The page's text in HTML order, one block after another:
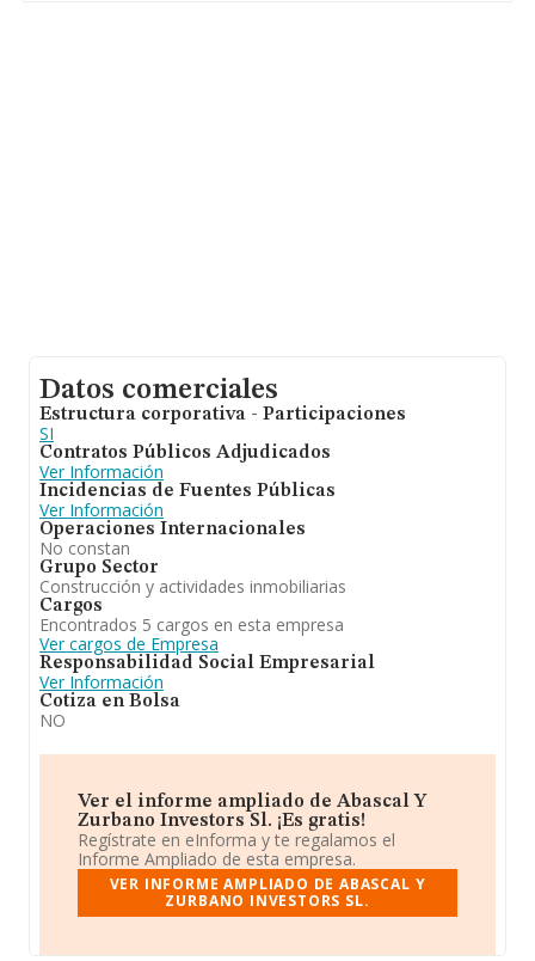
Datos comerciales
Estructura corporativa - Participaciones
SI
Contratos Públicos Adjudicados
Ver Información
Incidencias de Fuentes Públicas
Ver Información
Operaciones Internacionales
No constan
Grupo Sector
Construcción y actividades inmobiliarias
Cargos
Encontrados 5 cargos en esta empresa
Ver cargos de Empresa
Responsabilidad Social Empresarial
Ver Información
Cotiza en Bolsa
NO
Ver el informe ampliado de Abascal Y
Zurbano Investors Sl. ¡Es gratis!
Regístrate en eInforma y te regalamos el
Informe Ampliado de esta empresa.
VER INFORME AMPLIADO DE ABASCAL Y
ZURBANO INVESTORS SL.